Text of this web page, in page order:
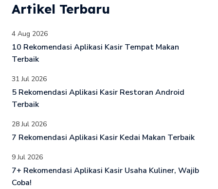
Artikel Terbaru
4 Aug 2026
10 Rekomendasi Aplikasi Kasir Tempat Makan
Terbaik
31 Jul 2026
5 Rekomendasi Aplikasi Kasir Restoran Android
Terbaik
28 Jul 2026
7 Rekomendasi Aplikasi Kasir Kedai Makan Terbaik
9 Jul 2026
7+ Rekomendasi Aplikasi Kasir Usaha Kuliner, Wajib
Coba!